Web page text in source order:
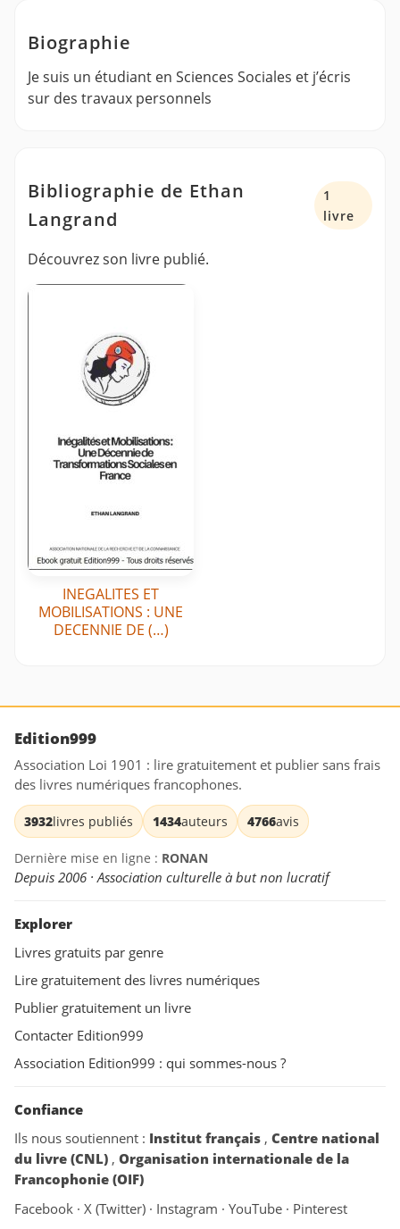
Biographie
Je suis un étudiant en Sciences Sociales et j’écris
sur des travaux personnels
Bibliographie de Ethan
Langrand
1
livre
Découvrez son livre publié.
INEGALITES ET
MOBILISATIONS : UNE
DECENNIE DE (…)
Edition999
Association Loi 1901 : lire gratuitement et publier sans frais
des livres numériques francophones.
3932livres publiés 1434auteurs 4766avis
Dernière mise en ligne : RONAN
Depuis 2006 · Association culturelle à but non lucratif
Explorer
Livres gratuits par genre
Lire gratuitement des livres numériques
Publier gratuitement un livre
Contacter Edition999
Association Edition999 : qui sommes-nous ?
Confiance
Ils nous soutiennent : Institut français , Centre national
du livre (CNL) , Organisation internationale de la
Francophonie (OIF)
Facebook · X (Twitter) · Instagram · YouTube · Pinterest